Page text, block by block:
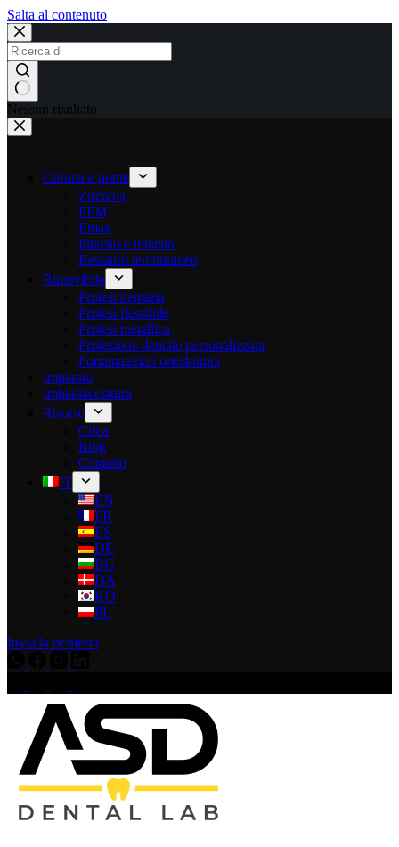
Salta al contenuto
Nessun risultato
Corona e ponte
Zirconia
PFM
Emax
Intarsio e intarsio
Restauro temporaneo
Rimovibile
Protesi dentaria
Protesi flessibile
Protesi metallica
Protezione dentale personalizzata
Portamateriali ortodontici
Impianto
Impiallacciatura
Risorse
Circa
Blog
Contatto
IT
EN
FR
ES
DE
BG
DA
KO
PL
Invia la richiesta